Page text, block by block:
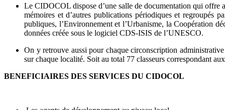
Le CIDOCOL dispose d’une salle de documentation qui offre
mémoires et d’autres publications périodiques et regroupés
publiques, l’Environnement et l’Urbanisme, la Coopération
données créée sous le logiciel CDS-ISIS de l’UNESCO.
On y retrouve aussi pour chaque circonscription
sur chaque localité. Soit au total 77 classeurs correspondant
BENEFICIAIRES DES SERVICES DU CIDOCOL